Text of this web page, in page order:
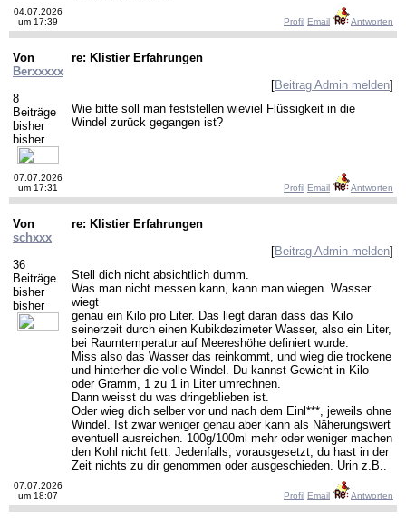
04.07.2026
um 17:39
Profil Email Antworten
Von
Berxxxxx
8
Beiträge
bisher
bisher
re: Klistier Erfahrungen
[Beitrag Admin melden]
Wie bitte soll man feststellen wieviel Flüssigkeit in die
Windel zurück gegangen ist?
07.07.2026
um 17:31
Profil Email Antworten
Von
schxxx
36
Beiträge
bisher
bisher
re: Klistier Erfahrungen
[Beitrag Admin melden]
Stell dich nicht absichtlich dumm.
Was man nicht messen kann, kann man wiegen. Wasser
wiegt
genau ein Kilo pro Liter. Das liegt daran dass das Kilo
seinerzeit durch einen Kubikdezimeter Wasser, also ein Liter,
bei Raumtemperatur auf Meereshöhe definiert wurde.
Miss also das Wasser das reinkommt, und wieg die trockene
und hinterher die volle Windel. Du kannst Gewicht in Kilo
oder Gramm, 1 zu 1 in Liter umrechnen.
Dann weisst du was dringeblieben ist.
Oder wieg dich selber vor und nach dem Einl***, jeweils ohne
Windel. Ist zwar weniger genau aber kann als Näherungswert
eventuell ausreichen. 100g/100ml mehr oder weniger machen
den Kohl nicht fett. Jedenfalls, vorausgesetzt, du hast in der
Zeit nichts zu dir genommen oder ausgeschieden. Urin z.B..
07.07.2026
um 18:07
Profil Email Antworten